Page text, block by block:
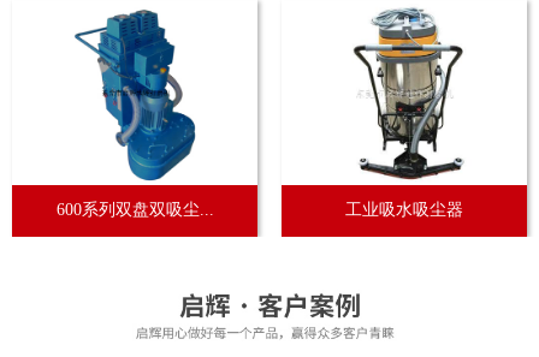
600系列双盘双吸尘... 工业吸水吸尘器